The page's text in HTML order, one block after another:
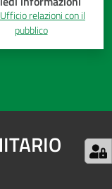
relazioni con il
pubblico